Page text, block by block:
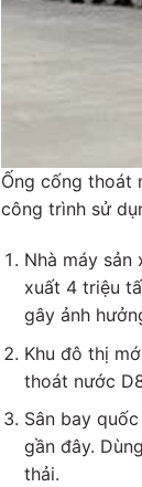
Ống cống thoát
công trình sử
Nhà máy
xuất 4 triệu
gây ảnh
Khu đô thị
thoát nước
Sân bay
gần đây.
thải.